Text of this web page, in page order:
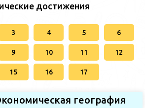
достижения
3 4 5 6
9 10 11 12
15 16 17
география